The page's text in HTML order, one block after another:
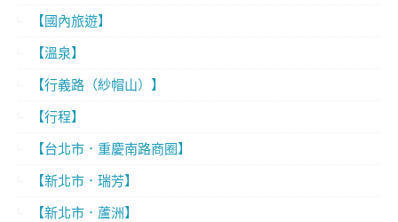
【國內旅遊】
【溫泉】
【行義路（紗帽山）】
【行程】
【台北市．重慶南路商圈】
【新北市．瑞芳】
【新北市．蘆洲】